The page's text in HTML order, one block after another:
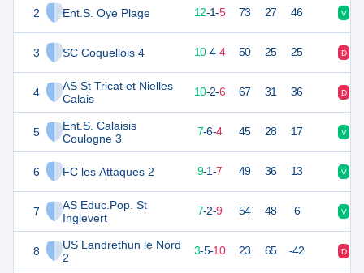
2 Ent.S. Oye Plage
3 SC Coquellois 4
4
AS St Tricat et Nielles
Calais
5
Ent.S. Calaisis
Coulogne 3
6 FC les Attaques 2
7
AS Educ.Pop. St
Inglevert
8
US Landrethun le Nord
2
37 12-1-5 73 27 46 V
34 10-4-4 50 25 25 D
32 18 10-2-6 67 31 36 D
7-6-4 45 28 17 V
27 9-1-7 49 36 13 V
23 7-2-9 54 48 6 V
14 18 3-5-10 23 65 -42 D